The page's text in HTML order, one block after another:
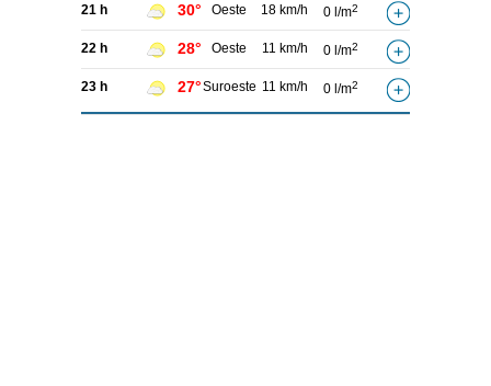
21 h 30° Oeste 18 km/h 0 l/m2
22 h 28° Oeste 11 km/h 0 l/m2
23 h 27°Suroeste 11 km/h 0 l/m2